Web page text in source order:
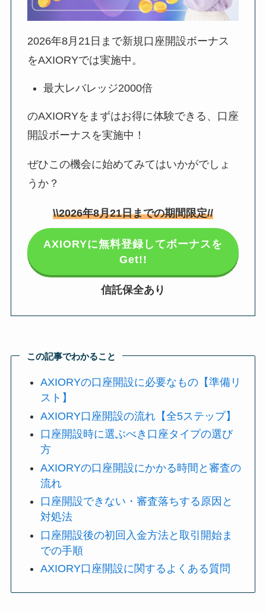
2026年8月21日 まで新規口座開設ボーナス
をAXIORYでは実施中。
最大レバレッジ2000倍
のAXIORYをまずはお得に体験できる、口座
開設ボーナスを実施中！
ぜひこの機会に始めてみてはいかがでしょ
うか？
\\2026年8月21日までの期間限定//
AXIORYに無料登録してボーナスを
Get!!
信託保全あり
この記事でわかること
AXIORYの口座開設に必要なもの【準備リ
スト】
AXIORY口座開設の流れ【全5ステップ】
口座開設時に選ぶべき口座タイプの選び
方
AXIORYの口座開設にかかる時間と審査の
流れ
口座開設できない・審査落ちする原因と
対処法
口座開設後の初回入金方法と取引開始ま
での手順
AXIORY口座開設に関するよくある質問